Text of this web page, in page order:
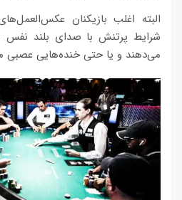
البته اغلب بازیکنان
شرایط پرتنش با صدای بلند نفس
می‌دهند و یا حتی خنده‌هایی عصبی